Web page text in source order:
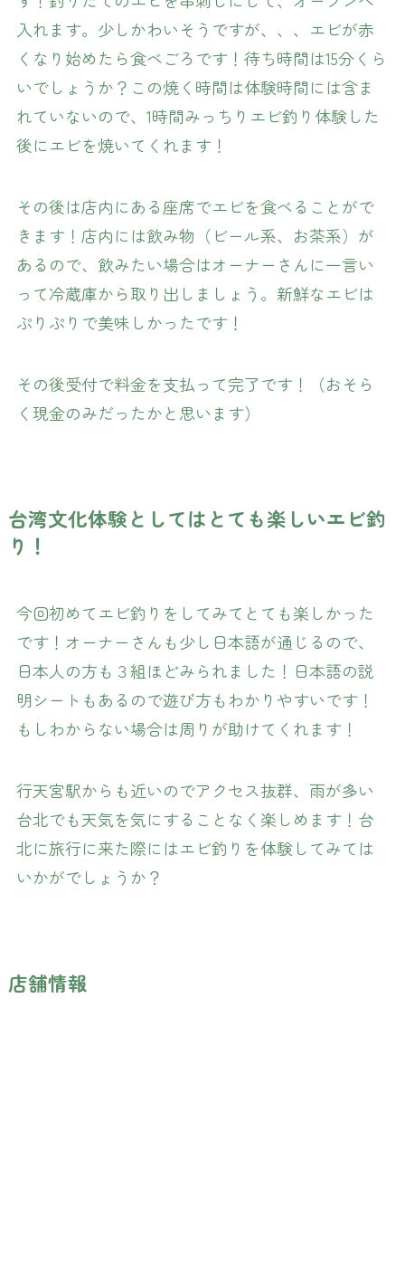
入れます。少しかわいそうですが、、、エビが赤
くなり始めたら食べごろです！待ち時間は15分くら
いでしょうか？この焼く時間は体験時間には含ま
れていないので、1時間みっちりエビ釣り体験した
後にエビを焼いてくれます！
その後は店内にある座席でエビを食べることがで
きます！店内には飲み物（ビール系、お茶系）が
あるので、飲みたい場合はオーナーさんに一言い
って冷蔵庫から取り出しましょう。新鮮なエビは
ぷりぷりで美味しかったです！
その後受付で料金を支払って完了です！（おそら
く現金のみだったかと思います）
台湾文化体験としてはとても楽しいエビ釣
り！
今回初めてエビ釣りをしてみてとても楽しかった
です！オーナーさんも少し日本語が通じるので、
日本人の方も３組ほどみられました！日本語の説
明シートもあるので遊び方もわかりやすいです！
もしわからない場合は周りが助けてくれます！
行天宮駅からも近いのでアクセス抜群、雨が多い
台北でも天気を気にすることなく楽しめます！台
北に旅行に来た際にはエビ釣りを体験してみては
いかがでしょうか？
店舗情報